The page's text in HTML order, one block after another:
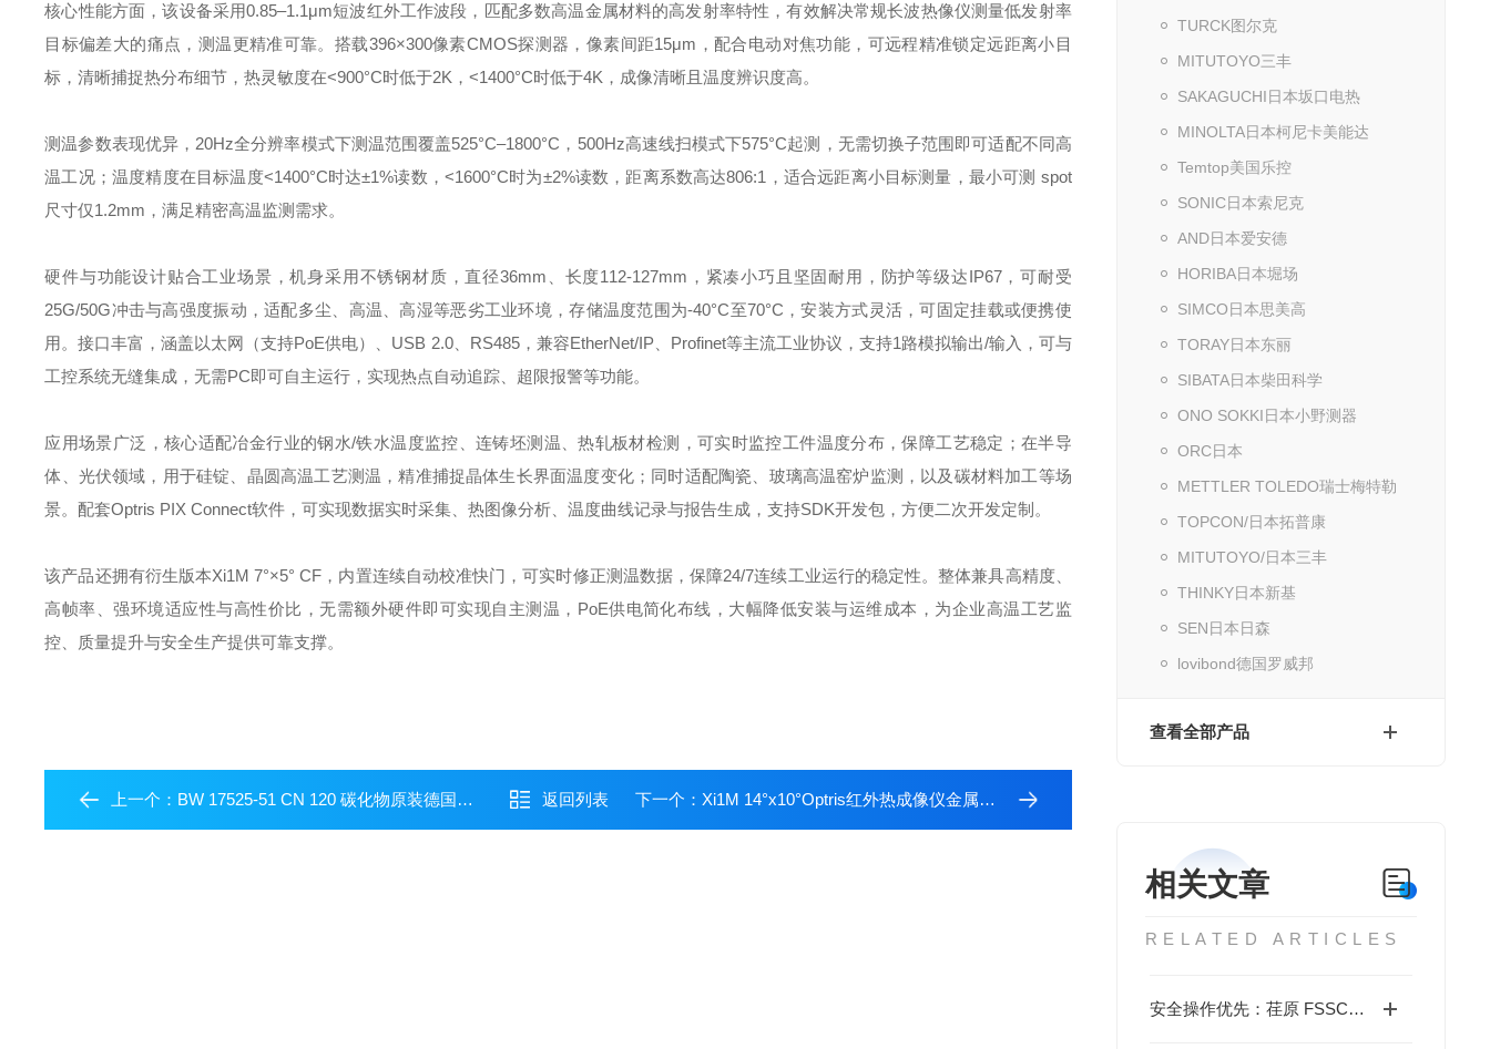
TURCK图尔克
MITUTOYO三丰
SAKAGUCHI日本坂口电热
MINOLTA日本柯尼卡美能达
Temtop美国乐控
SONIC日本索尼克
AND日本爱安德
HORIBA日本堀场
SIMCO日本思美高
TORAY日本东丽
SIBATA日本柴田科学
ONO SOKKI日本小野测器
ORC日本
METTLER TOLEDO瑞士梅特勒
TOPCON/日本拓普康
MITUTOYO/日本三丰
THINKY日本新基
SEN日本日森
lovibond德国罗威邦
查看全部产品
相关文章
RELATED ARTICLES
安全操作优先：荏原 FSSC 不锈钢卧式端吸泵使用规程与注意事项
核心性能方面，该设备采用0.85–1.1μm短波红外工作波段，匹配多数高温金属材料的高发射率特性，有效解决常规长波热像仪测量低发射率
目标偏差大的痛点，测温更精准可靠。搭载396×300像素CMOS探测器，像素间距15μm，配合电动对焦功能，可远程精准锁定远距离小目
标，清晰捕捉热分布细节，热灵敏度在<900°C时低于2K，<1400°C时低于4K，成像清晰且温度辨识度高。
测温参数表现优异，20Hz全分辨率模式下测温范围覆盖525°C–1800°C，500Hz高速线扫模式下575°C起测，无需切换子范围即可适配不同高
温工况；温度精度在目标温度<1400°C时达±1%读数，<1600°C时为±2%读数，距离系数高达806:1，适合远距离小目标测量，最小可测 spot
尺寸仅1.2mm，满足精密高温监测需求。
硬件与功能设计贴合工业场景，机身采用不锈钢材质，直径36mm、长度112-127mm，紧凑小巧且坚固耐用，防护等级达IP67，可耐受
25G/50G冲击与高强度振动，适配多尘、高温、高湿等恶劣工业环境，存储温度范围为-40°C至70°C，安装方式灵活，可固定挂载或便携使
用。接口丰富，涵盖以太网（支持PoE供电）、USB 2.0、RS485，兼容EtherNet/IP、Profinet等主流工业协议，支持1路模拟输出/输入，可与
工控系统无缝集成，无需PC即可自主运行，实现热点自动追踪、超限报警等功能。
应用场景广泛，核心适配冶金行业的钢水/铁水温度监控、连铸坯测温、热轧板材检测，可实时监控工件温度分布，保障工艺稳定；在半导
体、光伏领域，用于硅锭、晶圆高温工艺测温，精准捕捉晶体生长界面温度变化；同时适配陶瓷、玻璃高温窑炉监测，以及碳材料加工等场
景。配套Optris PIX Connect软件，可实现数据实时采集、热图像分析、温度曲线记录与报告生成，支持SDK开发包，方便二次开发定制。
该产品还拥有衍生版本Xi1M 7°×5° CF，内置连续自动校准快门，可实时修正测温数据，保障24/7连续工业运行的稳定性。整体兼具高精度、
高帧率、强环境适应性与高性价比，无需额外硬件即可实现自主测温，PoE供电简化布线，大幅降低安装与运维成本，为企业高温工艺监
控、质量提升与安全生产提供可靠支撑。
上一个： BW 17525-51 CN 120 碳化物原装德国马圈PFERD碳化硅砂刀轮机打磨抛光 返回列表 下一个： Xi1M 14°x10°Optris红外热成像仪金属冶金高温检测热像仪